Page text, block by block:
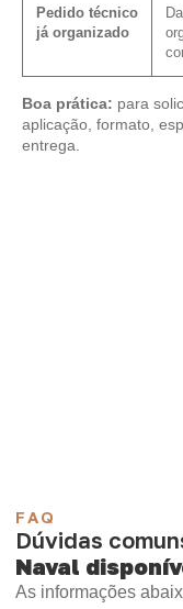
Pedido técnico
já organizado
Boa prática: para
aplicação, formato,
entrega.
FAQ
Dúvidas
Naval
As informações